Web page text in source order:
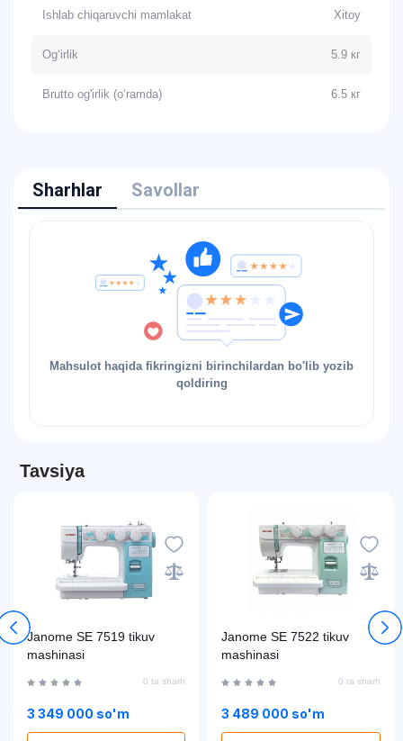
Ishlab chiqaruvchi mamlakat Xitoy
Og‘irlik 5.9 кг
Brutto og'irlik (o‘ramda) 6.5 кг
Sharhlar Savollar
Mahsulot haqida fikringizni birinchilardan bo'lib yozib
qoldiring
Tavsiya
Janome SE 7519 tikuv
mashinasi
0 ta sharh
3 349 000 so'm
Janome SE 7522 tikuv
mashinasi
0 ta sharh
3 489 000 so'm